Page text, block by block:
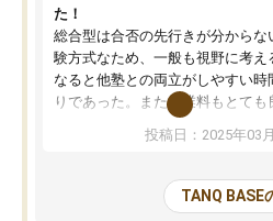
た！
総合型は合否の先行きが分からな
験方式なため、一般も視野に考え
なると他塾との両立がしやすい時
りであった。また授業料もとても
総合型の多くの塾は大学生が見る
大学生の目だけでなく、数人の大
も目を通して頂ける。そのため多
投稿日：2025年03
TANQ BASE